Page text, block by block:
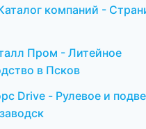
компаний -
Пром - Литейное
в Псков
Drive - Рулевое и